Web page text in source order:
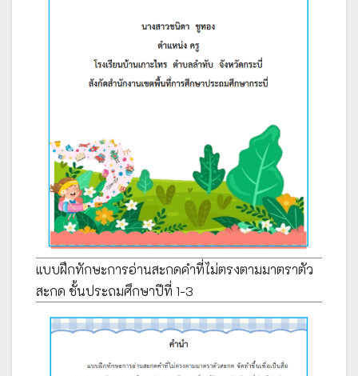
แบบฝึกทักษะการอ่านสะกดคำที่ไม่ตรงตามมาตราตัว
สะกด ชั้นประถมศึกษาปีที่ 1-3